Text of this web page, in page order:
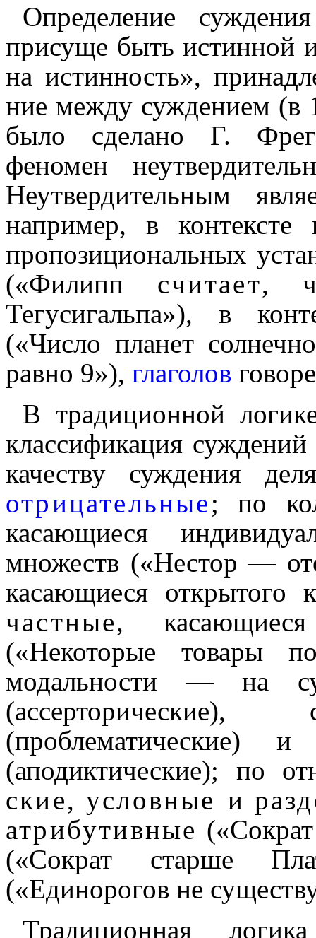
Определение
присуще быть истинной
на истинность»,
ние между суждением (в
было сделано Г.
феномен
Неутверди­тель­ным
напри­мер, в
пропозициональных
(«Филипп счита­ет,
Тегусигальпа»), в
(«Число планет
равно 9»), глаголов
В традиционной
классификация
качеству сужде­ния
отрица­тель­ные; по
касающиеся
множеств («Нестор —
касающиеся открытого
частные,
(«Некоторые товары
модальности — на
(проблематические)
(аподиктические); по
ские, услов­ные и
атрибутивные
(«Сократ старше
(«Единорогов не
Традиционная